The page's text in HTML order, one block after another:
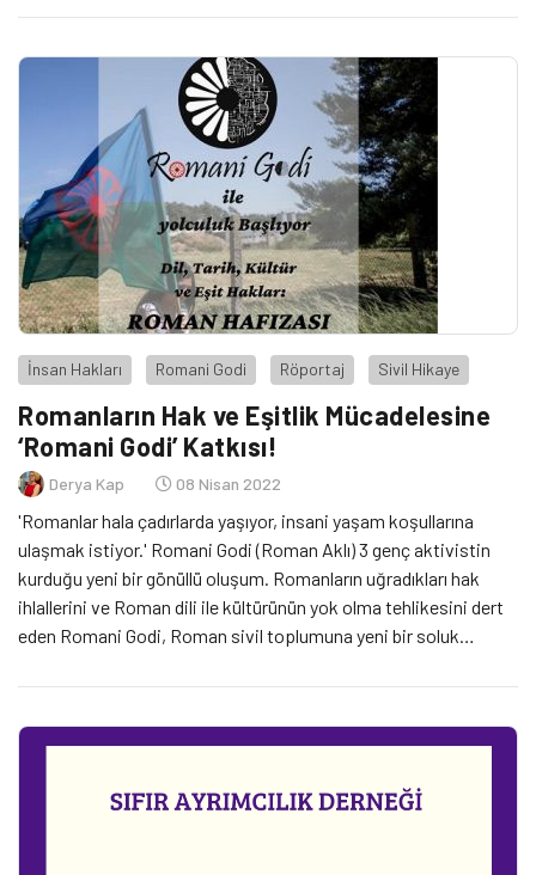
medyada Romanlara yönelik nefret söylemi örnekleri taranarak
hak temelli gazetecilik […]
İnsan Hakları Romani Godi Röportaj Sivil Hikaye
Romanların Hak ve Eşitlik Mücadelesine
‘Romani Godi’ Katkısı!
Derya Kap 08 Nisan 2022
'Romanlar hala çadırlarda yaşıyor, insani yaşam koşullarına
ulaşmak istiyor.' Romani Godi (Roman Aklı) 3 genç aktivistin
kurduğu yeni bir gönüllü oluşum. Romanların uğradıkları hak
ihlallerini ve Roman dili ile kültürünün yok olma tehlikesini dert
eden Romani Godi, Roman sivil toplumuna yeni bir soluk